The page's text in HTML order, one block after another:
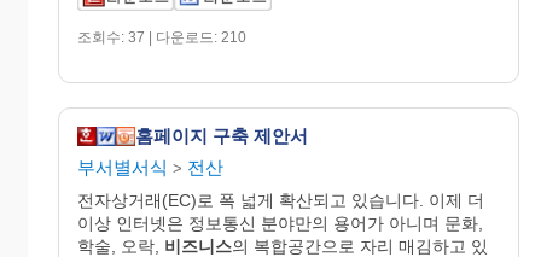
조회수: 37 | 다운로드: 210
홈페이지 구축 제안서
부서별서식 > 전산
전자상거래(EC)로 폭 넓게 확산되고 있습니다. 이제 더
이상 인터넷은 정보통신 분야만의 용어가 아니며 문화,
학술, 오락, 비즈니스의 복합공간으로 자리 매김하고 있